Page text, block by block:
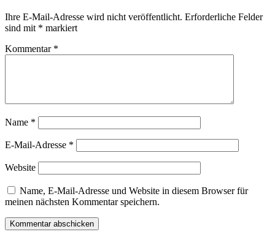
Ihre E-Mail-Adresse wird nicht veröffentlicht. Erforderliche Felder
sind mit * markiert
Kommentar *
Name *
E-Mail-Adresse *
Website
Name, E-Mail-Adresse und Website in diesem Browser für
meinen nächsten Kommentar speichern.